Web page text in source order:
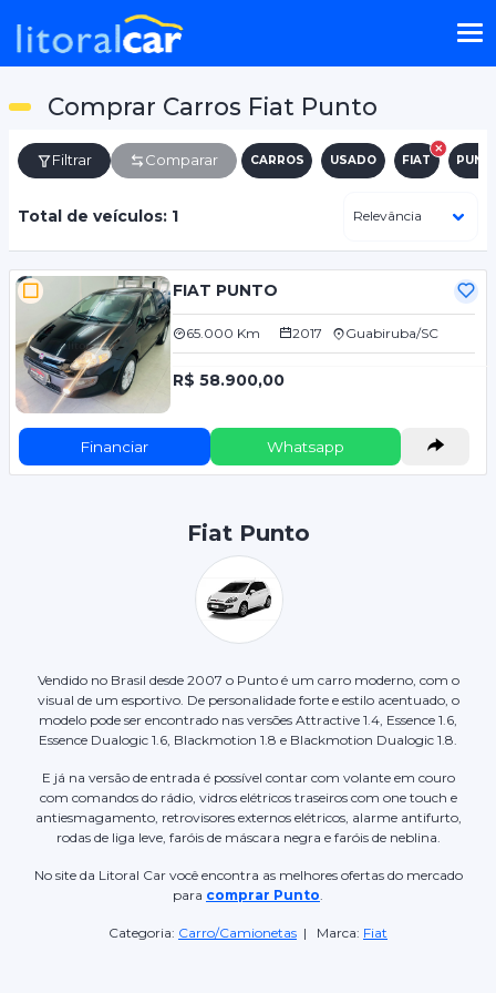
Comprar Carros Fiat Punto
Filtrar Comparar CARROS USADO FIAT
Total de veículos: 1
FIAT PUNTO
65.000 Km 2017 Guabiruba/SC
R$ 58.900,00
Financiar Whatsapp
Fiat Punto
Vendido no Brasil desde 2007 o Punto é um carro moderno, com o
visual de um esportivo. De personalidade forte e estilo acentuado, o
modelo pode ser encontrado nas versões Attractive 1.4, Essence 1.6,
Essence Dualogic 1.6, Blackmotion 1.8 e Blackmotion Dualogic 1.8.
E já na versão de entrada é possível contar com volante em couro
com comandos do rádio, vidros elétricos traseiros com one touch e
antiesmagamento, retrovisores externos elétricos, alarme antifurto,
rodas de liga leve, faróis de máscara negra e faróis de neblina.
No site da Litoral Car você encontra as melhores ofertas do mercado
para comprar Punto
Categoria: Carro/Camionetas | Marca: Fiat